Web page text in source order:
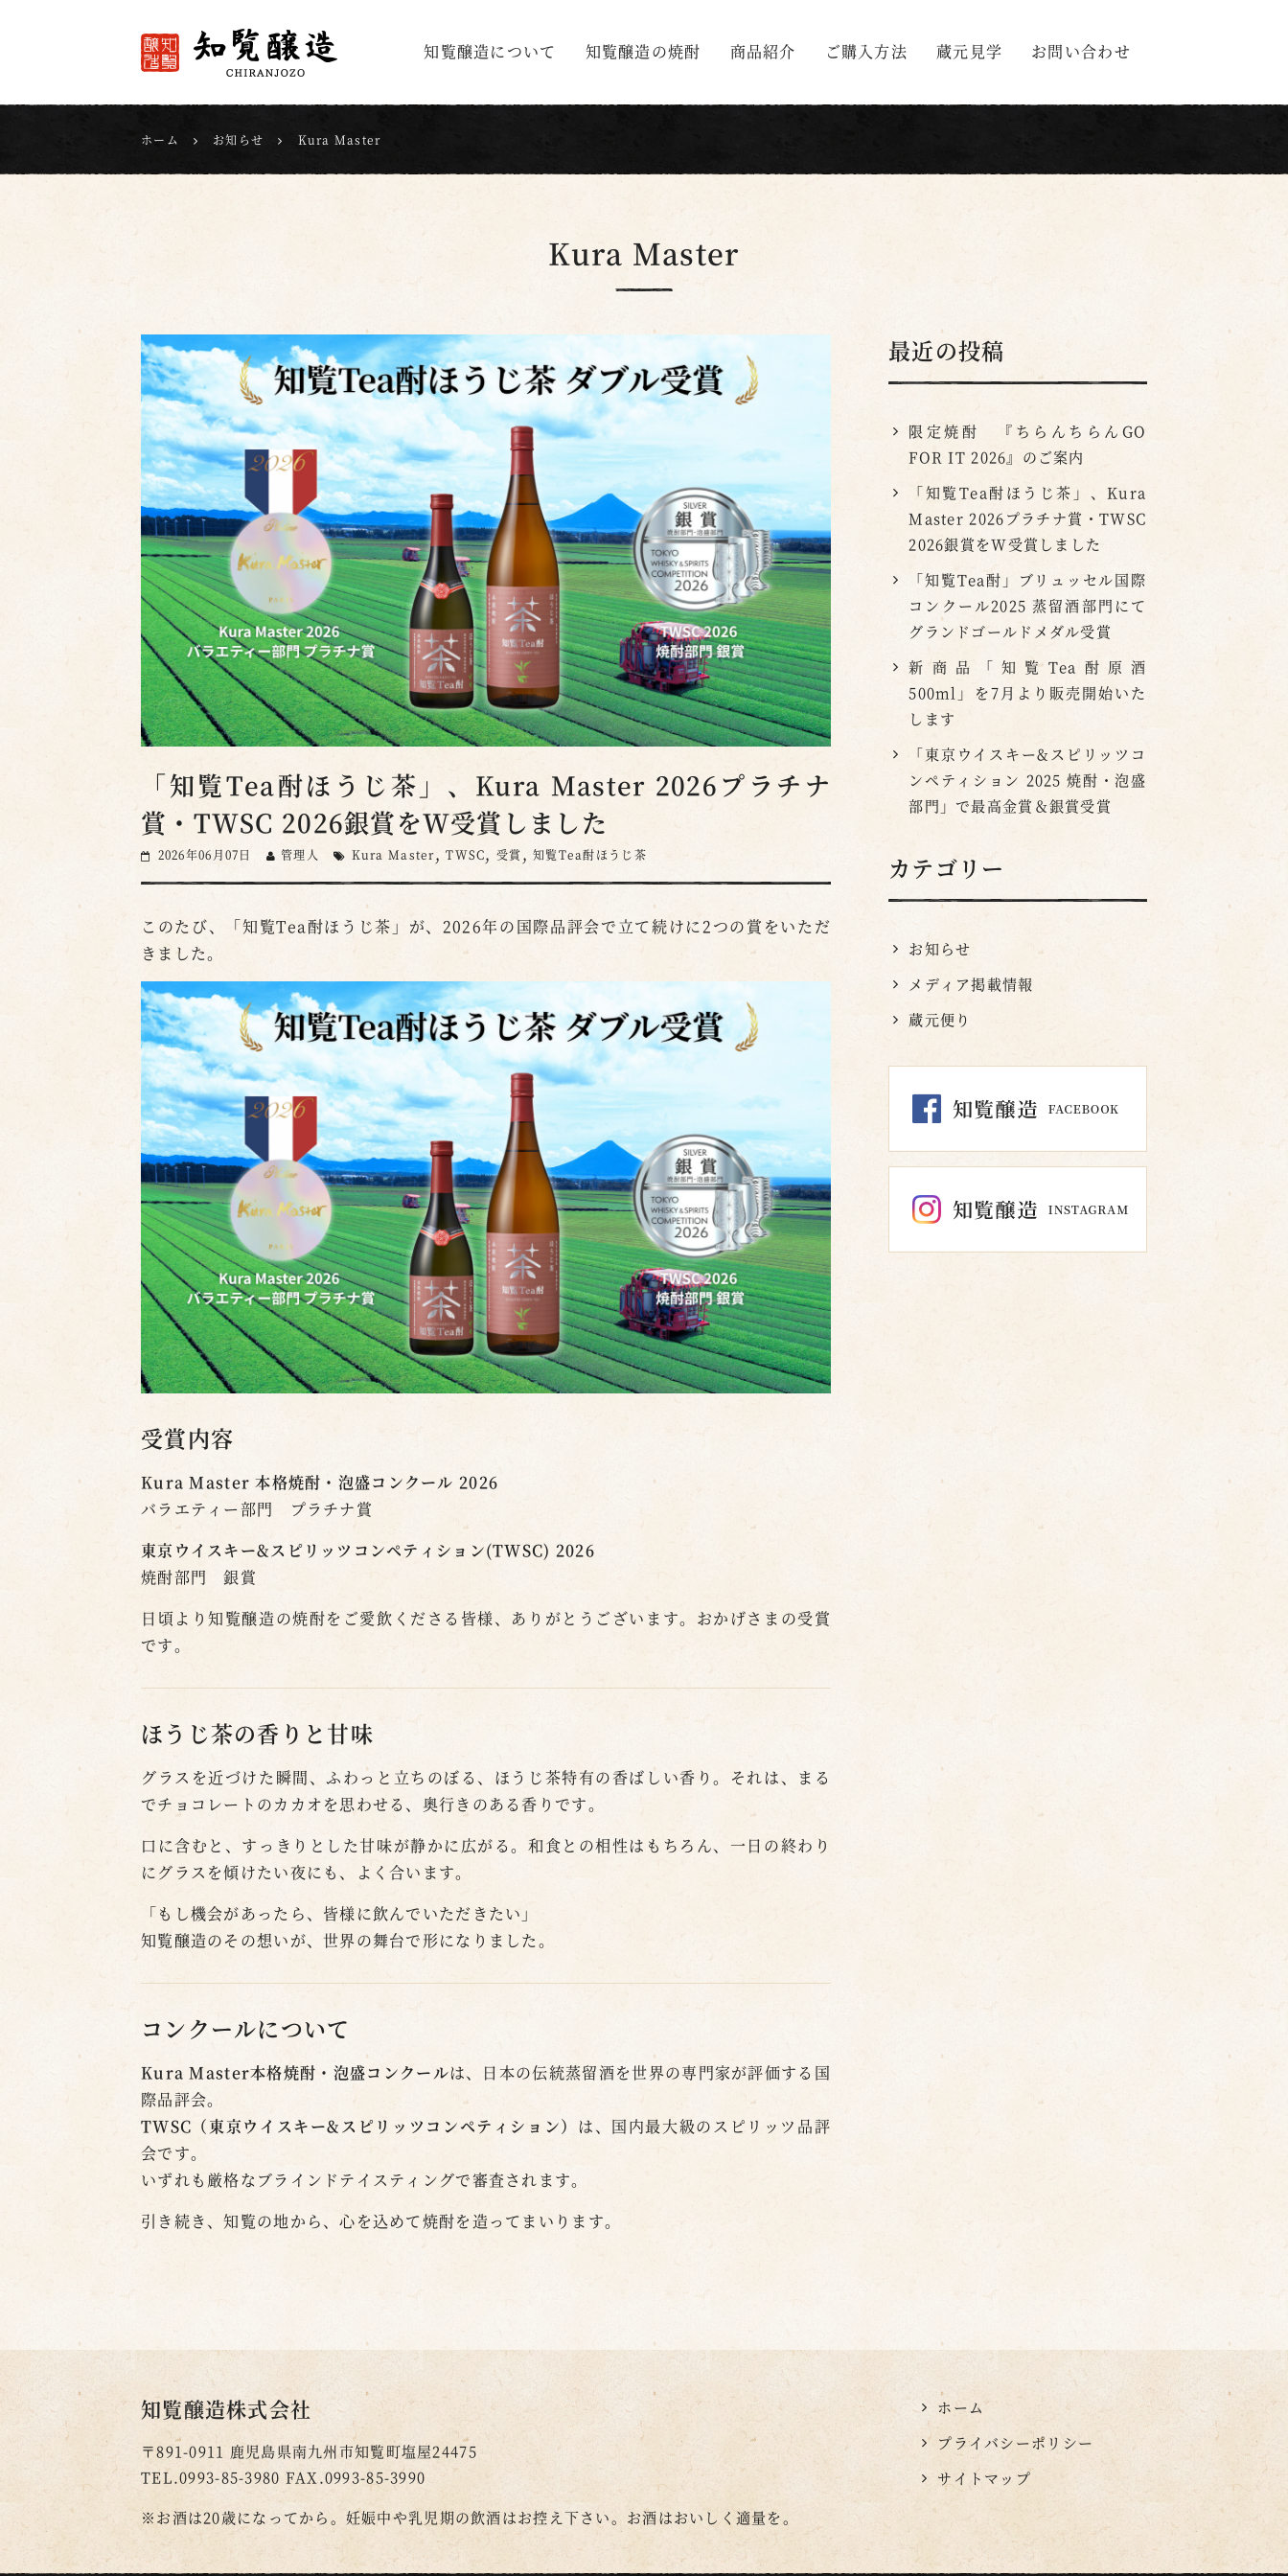
知覧醸造について 知覧醸造の焼酎 商品紹介 ご購入方法 蔵元見学 お問い合わせ
ホーム お知らせ Kura Master
Kura Master
「知覧Tea酎ほうじ茶」、Kura Master 2026プラチナ
賞・TWSC 2026銀賞をW受賞しました
2026年06月07日 管理人 Kura Master,TWSC, 受賞,知覧Tea酎ほうじ茶
このたび、「知覧Tea酎ほうじ茶」が、2026年の国際品評会で立て続けに2つの賞をいただ
きました。
受賞内容
Kura Master 本格焼酎・泡盛コンクール 2026
バラエティー部門 プラチナ賞
東京ウイスキー&スピリッツコンペティション(TWSC) 2026
焼酎部門 銀賞
日頃より知覧醸造の焼酎をご愛飲くださる皆様、ありがとうございます。おかげさまの受賞
です。
ほうじ茶の香りと甘味
グラスを近づけた瞬間、ふわっと立ちのぼる、ほうじ茶特有の香ばしい香り。それは、まる
でチョコレートのカカオを思わせる、奥行きのある香りです。
口に含むと、すっきりとした甘味が静かに広がる。和食との相性はもちろん、一日の終わり
にグラスを傾けたい夜にも、よく合います。
「もし機会があったら、皆様に飲んでいただきたい」
知覧醸造のその想いが、世界の舞台で形になりました。
コンクールについて
Kura Master本格焼酎・泡盛コンクールは、日本の伝統蒸留酒を世界の専門家が評価する国
際品評会。
TWSC（東京ウイスキー&スピリッツコンペティション） は、国内最大級のスピリッツ品評
会です。
いずれも厳格なブラインドテイスティングで審査されます。
引き続き、知覧の地から、心を込めて焼酎を造ってまいります。
最近の投稿
限定焼酎 『ちらんちらんGO
FOR IT 2026』のご案内
「知覧Tea酎ほうじ茶」、Kura
Master 2026プラチナ賞・TWSC
2026銀賞をW受賞しました
「知覧Tea酎」ブリュッセル国際
コンクール2025 蒸留酒部門にて
グランドゴールドメダル受賞
新商品「知覧Tea酎原酒
500ml」を7月より販売開始いた
します
「東京ウイスキー&スピリッツコ
ンペティション 2025 焼酎・泡盛
部門」で最高金賞＆銀賞受賞
カテゴリー
お知らせ
メディア掲載情報
蔵元便り
知覧醸造株式会社
〒891-0911 鹿児島県南九州市知覧町塩屋24475
TEL.0993-85-3980 FAX.0993-85-3990
※お酒は20歳になってから。 妊娠中や乳児期の飲酒はお控え下さい。 お酒はおいしく適量を。
ホーム
プライバシーポリシー
サイトマップ